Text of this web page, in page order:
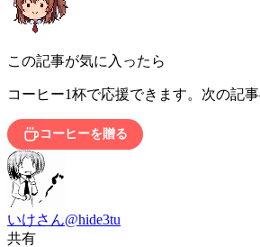
この記事が気に入ったら
コーヒー1杯で応援できます。次の記
コーヒーを贈る
いけさん@hide3tu
共有